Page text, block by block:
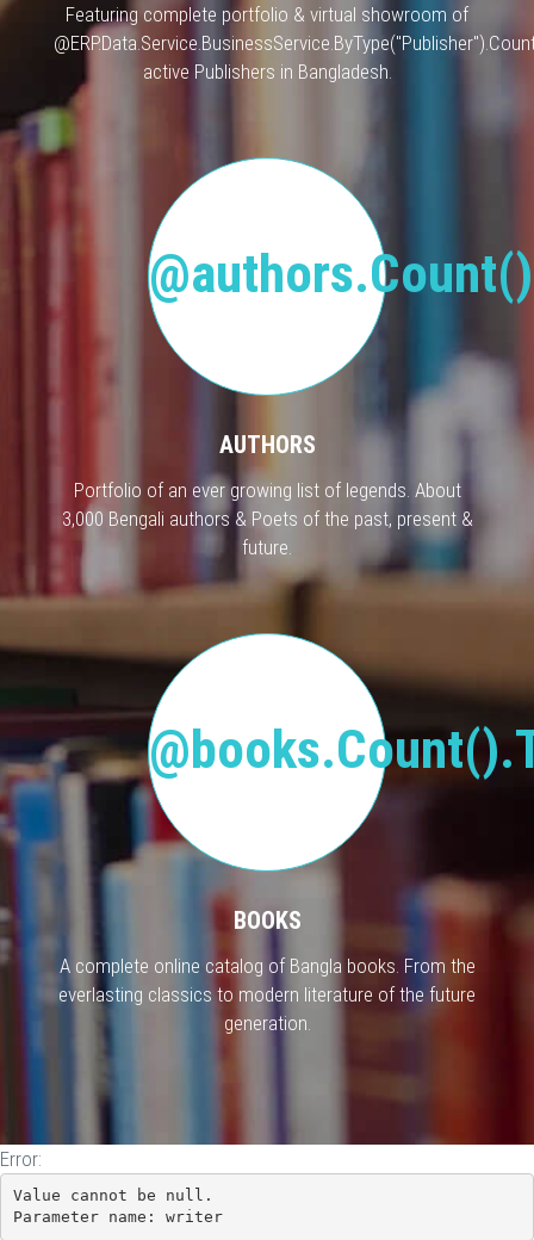
Featuring complete portfolio & virtual showroom of
active Publishers in Bangladesh.
AUTHORS
Portfolio of an ever growing list of legends. About
3,000 Bengali authors & Poets of the past, present &
future.
BOOKS
A complete online catalog of Bangla books. From the
everlasting classics to modern literature of the future
generation.
Error:
Value cannot be null.
Parameter name: writer